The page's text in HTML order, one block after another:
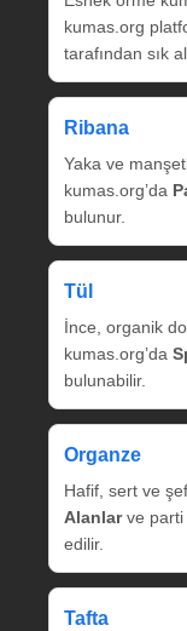
kumas.org
tarafından sık
Ribana
Yaka ve
kumas.org’da
bulunur.
Tül
İnce, organik
kumas.org’da
bulunabilir.
Organze
Hafif, sert ve
Alanlarve parti
edilir.
Tafta